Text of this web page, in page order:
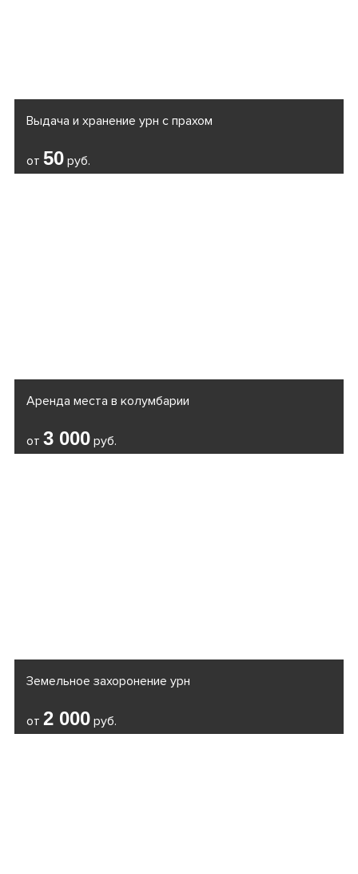
Выдача и хранение урн с прахом
от 50 руб.
Аренда места в колумбарии
от 3 000 руб.
Земельное захоронение урн
от 2 000 руб.